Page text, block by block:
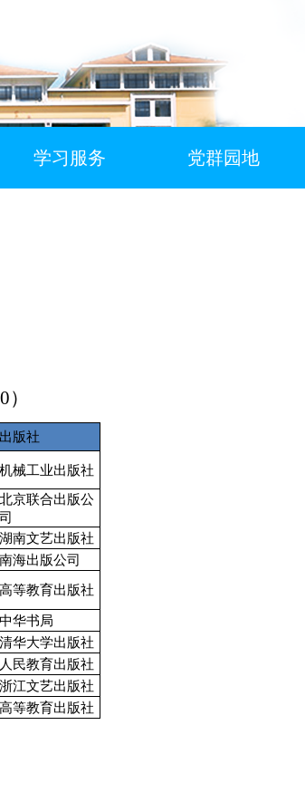
学习服务 党群园地
出版社
机械工业出版社
北京联合出版公
司
湖南文艺出版社
南海出版公司
高等教育出版社
中华书局
清华大学出版社
人民教育出版社
浙江文艺出版社
高等教育出版社